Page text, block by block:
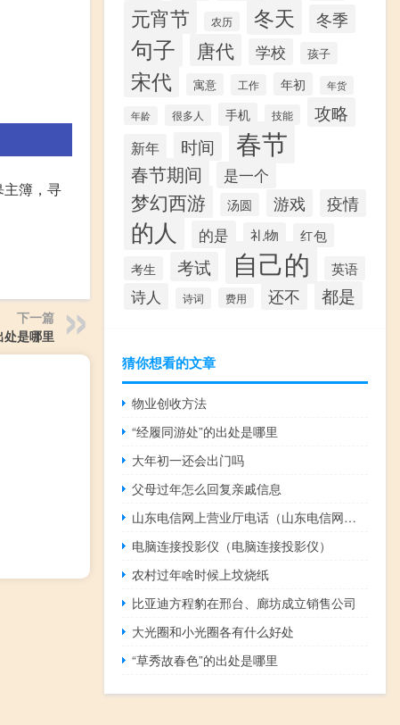
簿，寻
下一篇
处是哪里
元宵节 农历 冬天 冬季
句子 唐代 学校 孩子
宋代 寓意 工作 年初 年货
年龄 很多人 手机 技能 攻略
新年 时间 春节
春节期间 是一个
梦幻西游 汤圆 游戏 疫情
的人 的是 礼物
红包
考生
考试 自己的 英语
诗人 诗词 费用 还不 都是
猜你想看的文章
物业创收方法
“经履同游处”的出处是哪里
大年初一还会出门吗
父母过年怎么回复亲戚信息
山东电信网上营业厅电话（山东电信网上营业厅缴费）
电脑连接投影仪（电脑连接投影仪）
农村过年啥时候上坟烧纸
比亚迪方程豹在邢台、廊坊成立销售公司
大光圈和小光圈各有什么好处
“草秀故春色”的出处是哪里